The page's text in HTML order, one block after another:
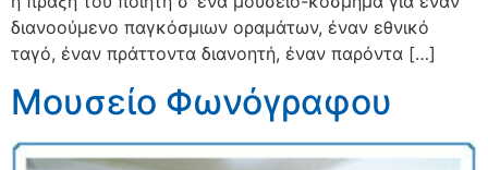
διανοούμενο παγκόσμιων οραμάτων, έναν εθνικό
ταγό, έναν πράττοντα διανοητή, έναν παρόντα […]
Μουσείο Φωνόγραφου